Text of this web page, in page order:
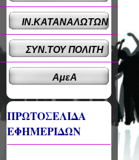
ΙΝ.ΚΑΤΑΝΑΛΩΤΩΝ
ΣΥΝ.ΤΟΥ ΠΟΛΙΤΗ
ΑμεΑ
ΠΡΩΤΟΣΕΛΙΔΑ
ΕΦΗΜΕΡΙΔΩΝ